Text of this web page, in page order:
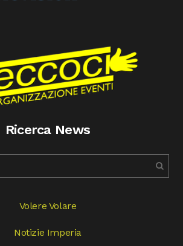
Ricerca News
Volere Volare
Notizie Imperia